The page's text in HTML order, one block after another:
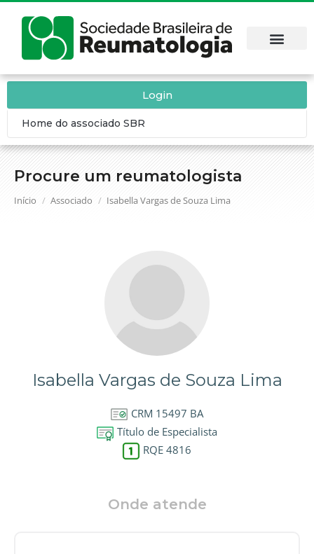
Procure um reumatologista
Você está aqui:
Início Associado Isabella Vargas de Souza Lima
Login
Home do associado SBR
Isabella Vargas de Souza Lima
CRM 15497 BA
Título de Especialista
RQE 4816
Onde atende